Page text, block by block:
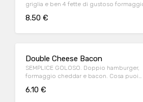
griglia e ben 4 fette di gustoso
8.50 €
Double Cheese Bacon
SEMPLICE GOLOSO. Doppio hamburger,
formaggio cheddar e bacon. Cosa puoi
6.10 €